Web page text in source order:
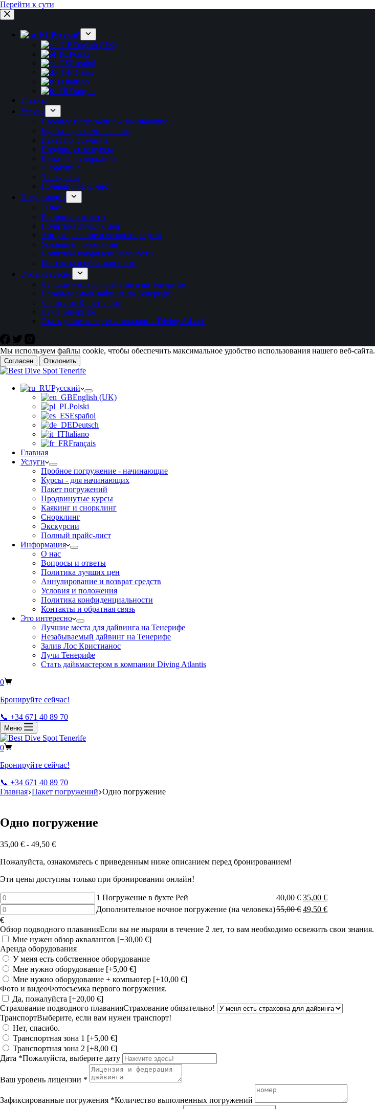
Перейти к сути
Русский
English (UK)
Polski
Español
Deutsch
Italiano
Français
Главная
Услуги
Пробное погружение - начинающие
Курсы - для начинающих
Пакет погружений
Продвинутые курсы
Каякинг и снорклинг
Снорклинг
Экскурсии
Полный прайс-лист
Информация
О нас
Вопросы и ответы
Политика лучших цен
Аннулирование и возврат средств
Условия и положения
Политика конфиденциальности
Контакты и обратная связь
Это интересно
Лучшие места для дайвинга на Тенерифе
Незабываемый дайвинг на Тенерифе
Залив Лос Кристианос
Лучи Тенерифе
Стать дайвмастером в компании Diving Atlantis
Мы используем файлы cookie, чтобы обеспечить максимальное удобство использования нашего веб-сайта.
Согласен Отклонить
Русский
English (UK)
Polski
Español
Deutsch
Italiano
Français
Главная
Услуги
Пробное погружение - начинающие
Курсы - для начинающих
Пакет погружений
Продвинутые курсы
Каякинг и снорклинг
Снорклинг
Экскурсии
Полный прайс-лист
Информация
О нас
Вопросы и ответы
Политика лучших цен
Аннулирование и возврат средств
Условия и положения
Политика конфиденциальности
Контакты и обратная связь
Это интересно
Лучшие места для дайвинга на Тенерифе
Незабываемый дайвинг на Тенерифе
Залив Лос Кристианос
Лучи Тенерифе
Стать дайвмастером в компании Diving Atlantis
0
Бронируйте сейчас!
📞 +34 671 40 89 70
Меню
0
Бронируйте сейчас!
📞 +34 671 40 89 70
Главная Пакет погружений Одно погружение
Одно погружение
35,00 € - 49,50 €
Пожалуйста, ознакомьтесь с приведенным ниже описанием перед бронированием!
Эти цены доступны только при бронировании онлайн!
Количество
товара
1
Dive
In
Ray
Bay
1 Погружение в бухте Рей 40,00€ 35,00 €
Количество
товара
Additional
night
dive
(per
person)
Дополнительное ночное погружение (на человека)55,00€ 49,50 €
€
Обзор подводного плаванияЕсли вы не ныряли в течение 2 лет, то вам необходимо освежить свои знания.
Мне нужен обзор аквалангов [+30,00 €]
Аренда оборудования
У меня есть собственное оборудование
Мне нужно оборудование [+5,00 €]
Мне нужно оборудование + компьютер [+10,00 €]
Фото и видеоФотосъемка первого погружения.
Да, пожалуйста [+20,00 €]
Страхование подводного плаванияСтрахование обязательно!
ТранспортВыберите, если вам нужен транспорт!
Нет, спасибо.
Транспортная зона 1 [+5,00 €]
Транспортная зона 2 [+8,00 €]
Дата *Пожалуйста, выберите дату
Ваш уровень лицензии *
Зафиксированные погружения *Количество выполненных погружений